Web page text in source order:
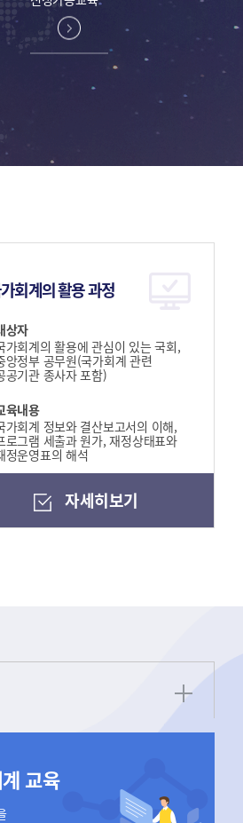
회계의 활용 과정
상자
가회계의 활용에 관심이 있는 국회,
앙정부 공무원(국가회계 관련
공기관 종사자 포함)
육내용
가회계 정보와 결산보고서의 이해,
로그램 세출과 원가, 재정상태표와
정운영표의 해석
자세히보기
교육